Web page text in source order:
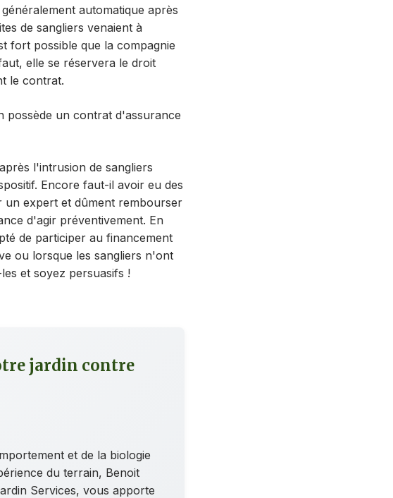
automatique après
de sangliers venaient à
fort possible que la compagnie
elle se réservera le droit
le contrat.
possède un contrat d'assurance
l'intrusion de sangliers
Encore faut-il avoir eu des
un expert et dûment rembourser
d'agir préventivement. En
de participer au financement
ou lorsque les sangliers n'ont
et soyez persuasifs !
jardin contre
et de la biologie
du terrain, Benoit
Services, vous apporte